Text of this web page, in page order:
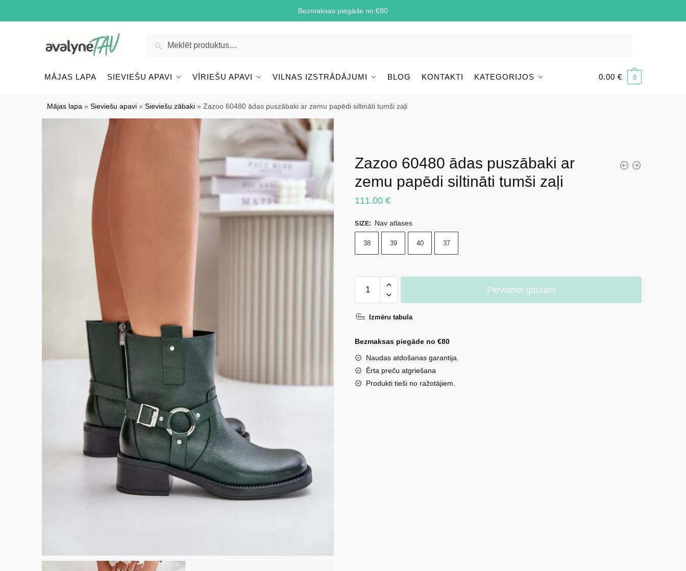
Bezmaksas piegāde no €80
Meklēt
MĀJAS LAPA SIEVIEŠU APAVI VĪRIEŠU APAVI VILNAS IZSTRĀDĀJUMI BLOG KONTAKTI KATEGORIJOS 0.00 € 0
Mājas lapa »Sieviešu apavi »Sieviešu zābaki »Zazoo 60480 ādas puszābaki ar zemu papēdi siltināti tumši zaļi
Zazoo 60480 ādas puszābaki ar
zemu papēdi siltināti tumši zaļi
111.00€
SIZE: Nav atlases
38 39 40 37
60480
puszābaki
zemu
papēdi
siltināti
tumši
Pievienot grozam
Izmēru tabula
Bezmaksas piegāde no €80
Naudas atdošanas garantija.
Ērta preču atgriešana
Produkti tieši no ražotājiem.